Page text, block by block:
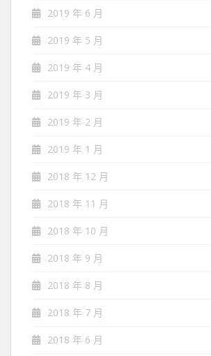
2019 年 6 月
2019 年 5 月
2019 年 4 月
2019 年 3 月
2019 年 2 月
2019 年 1 月
2018 年 12 月
2018 年 11 月
2018 年 10 月
2018 年 9 月
2018 年 8 月
2018 年 7 月
2018 年 6 月